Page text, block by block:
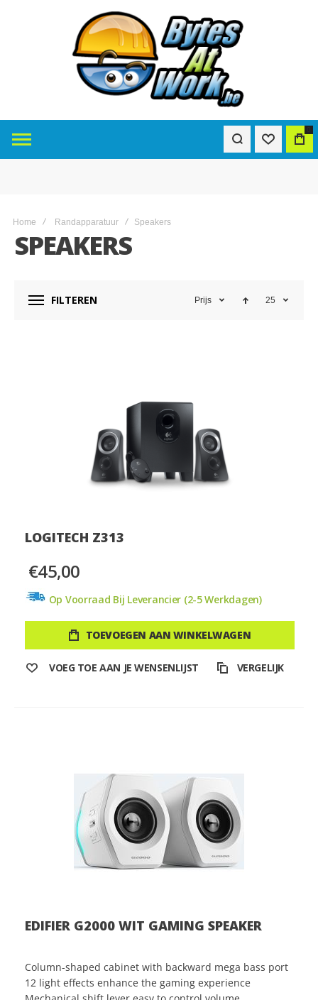
Home Randapparatuur Speakers
SPEAKERS
FILTEREN Prijs 25
LOGITECH Z313
€45,00
Op Voorraad Bij Leverancier (2-5 Werkdagen)
TOEVOEGEN AAN WINKELWAGEN
VOEG TOE AAN JE WENSENLIJST VERGELIJK
EDIFIER G2000 WIT GAMING SPEAKER
Column-shaped cabinet with backward mega bass port
12 light effects enhance the gaming experience